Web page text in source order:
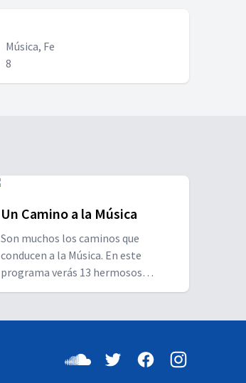
Música, Fe
8
Un Camino a la Música
Son muchos los caminos que
conducen a la Música. En este
programa verás 13 hermosos
capítulos que te ayudarán a
importancia de la buena Música.